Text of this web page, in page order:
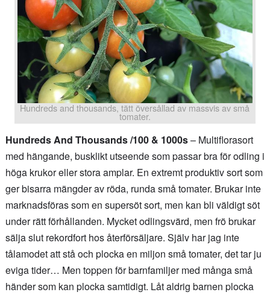
Hundreds and thousands, tätt översållad av massvis av små
tomater.
Hundreds And Thousands /100 & 1000s– Multiflorasort
med hängande, busklikt utseende som passar bra för odling i
höga krukor eller stora amplar. En extremt produktiv sort som
ger bisarra mängder av röda, runda små tomater. Brukar inte
marknadsföras som en supersöt sort, men kan bli väldigt söt
under rätt förhållanden. Mycket odlingsvärd, men frö brukar
sälja slut rekordfort hos återförsäljare. Själv har jag inte
tålamodet att stå och plocka en miljon små tomater, det tar ju
eviga tider… Men toppen för barnfamiljer med många små
händer som kan plocka samtidigt. Låt aldrig barnen plocka